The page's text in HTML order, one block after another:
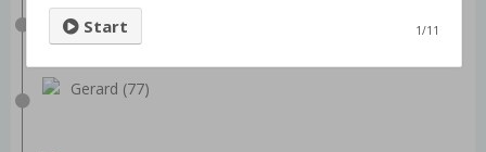
Jo (80)
Gerard (77)
Start 1/11